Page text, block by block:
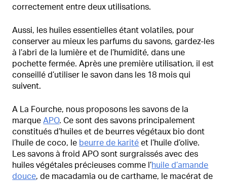
correctement entre deux utilisations.
Aussi, les huiles essentielles étant volatiles, pour
conserver au mieux les parfums du savons, gardez-les
à l’abri de la lumière et de l’humidité, dans une
pochette fermée. Après une première utilisation, il est
conseillé d’utiliser le savon dans les 18 mois qui
suivent.
A La Fourche, nous proposons les savons de la
marqueAPO. Ce sont des savons principalement
constitués d’huiles et de beurres végétaux bio dont
l’huile de coco, le beurre de karité et l’huile d’olive.
Les savons à froid APO sont surgraissés avec des
huiles végétales précieuses comme l’huile d’amande
douce, de macadamia ou de carthame, le macérat de